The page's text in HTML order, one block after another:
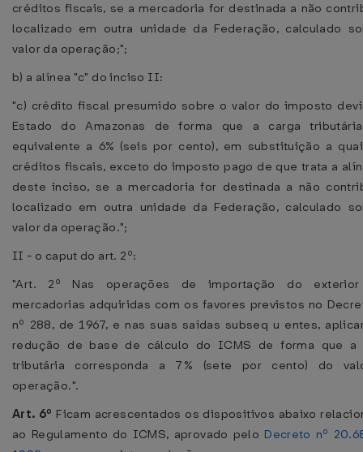
créditos fiscais, se a mercadoria for destinada a não
localizado em outra unidade da Federação, calculado
valor da operação;";
b) a alínea "c" do inciso II:
"c) crédito fiscal presumido sobre o valor do imposto
Estado do Amazonas de forma que a carga
equivalente a 6% (seis por cento), em substituição a
créditos fiscais, exceto do imposto pago de que trata a
deste inciso, se a mercadoria for destinada a não
localizado em outra unidade da Federação, calculado
valor da operação.";
II - o caput do art. 2º:
"Art. 2º Nas operações de importação do
mercadorias adquiridas com os favores previstos no
nº 288, de 1967, e nas suas saídas subseq u entes,
redução de base de cálculo do ICMS de forma que a
tributária corresponda a 7% (sete por cento) do
operação.".
Art. 6º Ficam acrescentados os dispositivos abaixo
ao Regulamento do ICMS, aprovado pelo Decreto nº